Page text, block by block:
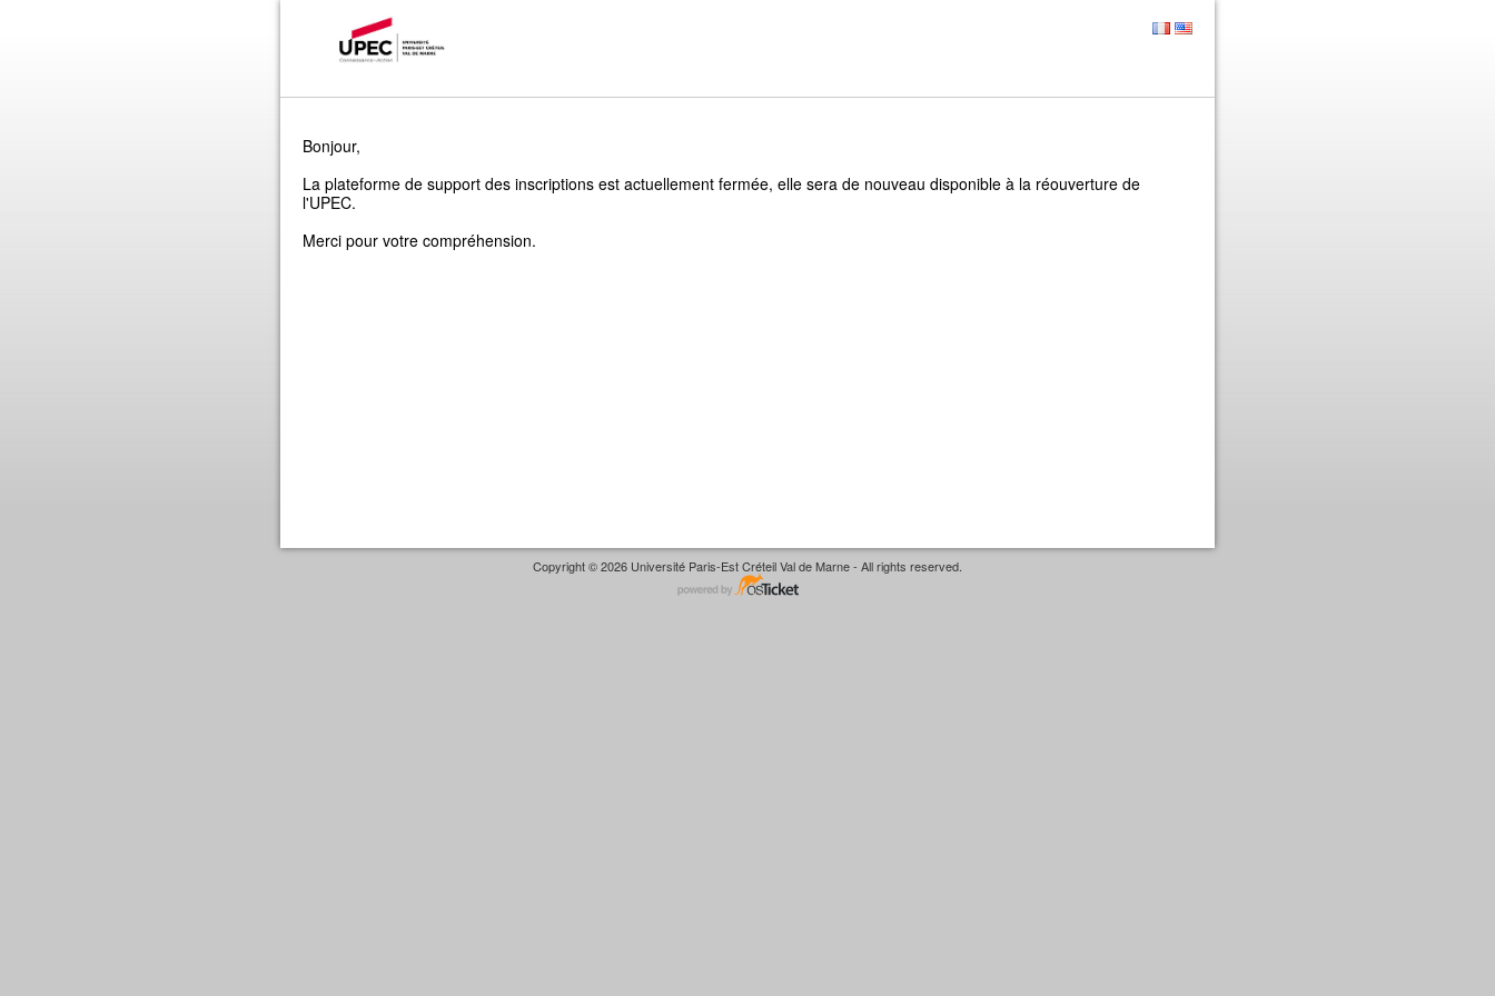
Bonjour,
La plateforme de support des inscriptions est actuellement fermée, elle sera de nouveau disponible à la réouverture de
l'UPEC.
Merci pour votre compréhension.
Copyright © 2026 Université Paris-Est Créteil Val de Marne - All rights reserved.